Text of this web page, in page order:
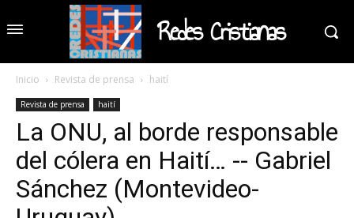
Redes Cristianas
Inicio Revista de prensa haití
Revista de prensa haití
La ONU, al borde responsable
del cólera en Haití… -- Gabriel
Sánchez (Montevideo-